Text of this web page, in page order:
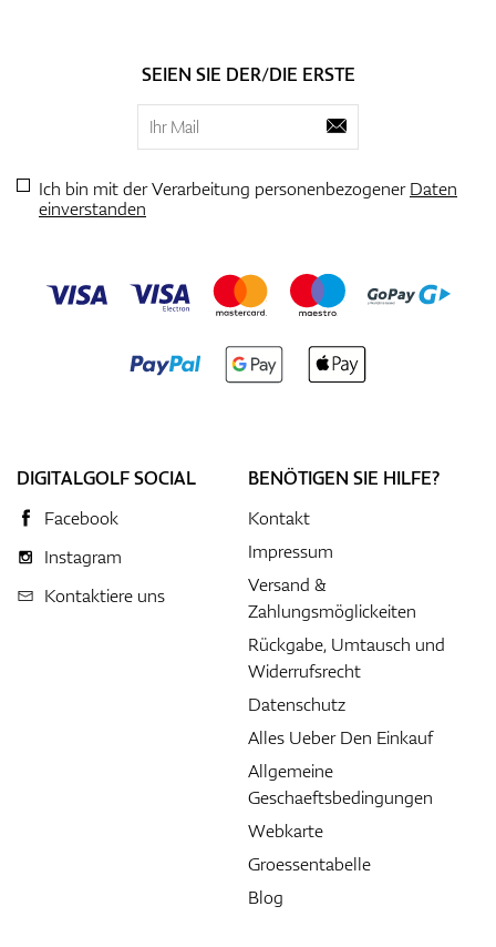
SEIEN SIE DER/DIE ERSTE
Ich bin mit der Verarbeitung personenbezogenerDaten
einverstanden
DIGITALGOLF SOCIAL
Facebook
Instagram
Kontaktiere uns
BENÖTIGEN SIE HILFE?
Kontakt
Impressum
Versand &
Zahlungsmöglickeiten
Rückgabe, Umtausch und
Widerrufsrecht
Datenschutz
Alles Ueber Den Einkauf
Allgemeine
Geschaeftsbedingungen
Webkarte
Groessentabelle
Blog